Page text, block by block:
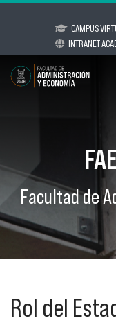
CAMPUS
INTRANET
Facultad de
Rol del